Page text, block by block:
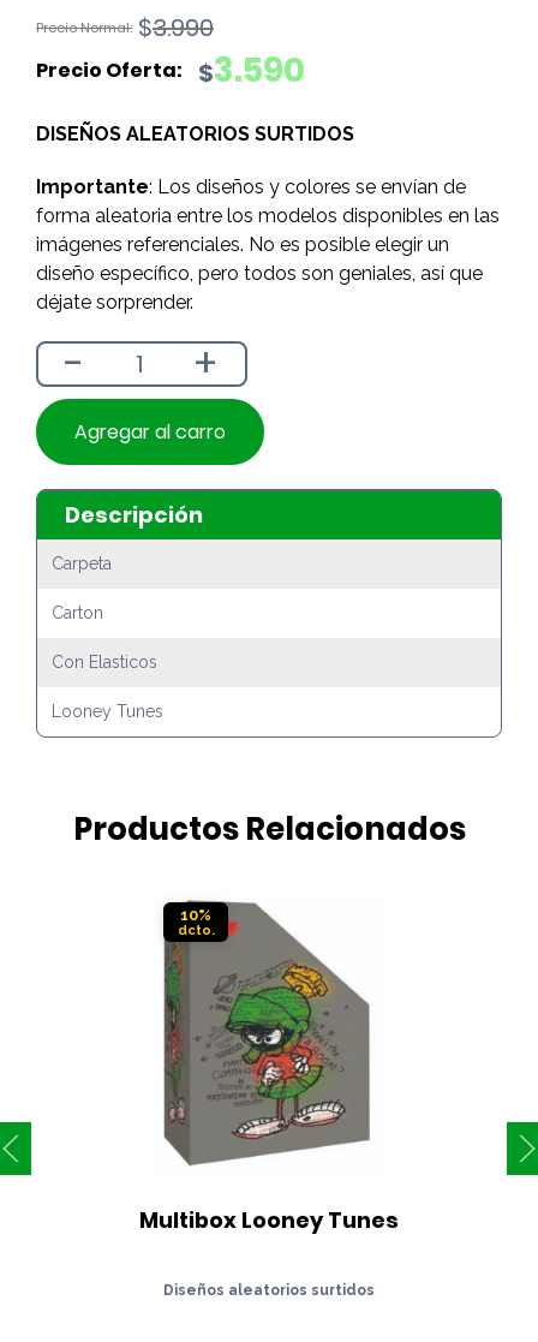
$3.990
El
original
$3.990.
$3.590
El
actual
$3.590.
DISEÑOS ALEATORIOS SURTIDOS
Importante: Los diseños y colores se envían de
forma aleatoria entre los modelos disponibles en las
imágenes referenciales. No es posible elegir un
diseño específico, pero todos son geniales, así que
déjate sorprender.
- +
Agregar al carro
Descripción
Carpeta
Carton
Con Elasticos
Looney Tunes
Productos Relacionados
10%
Multibox Looney Tunes
Diseños aleatorios surtidos